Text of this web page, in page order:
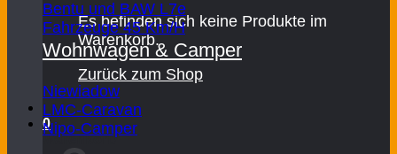
Es befinden sich keine Produkte im
Warenkorb.
Zurück zum Shop
0
Warenkorb
Bentu und BAW L7e
Fahrzeuge 45 Km/H
Wohnwagen & Camper
Niewiadow
LMC-Caravan
Nipo-Camper